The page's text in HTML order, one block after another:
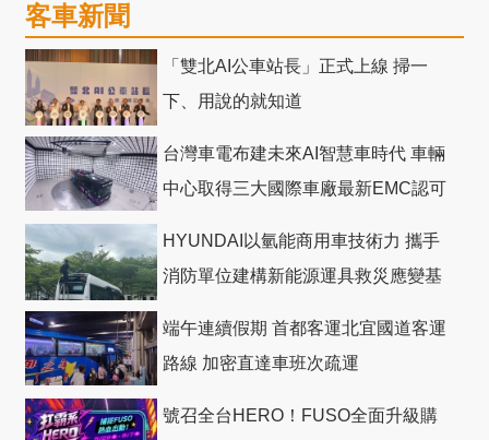
客車新聞
「雙北AI公車站長」正式上線 掃一
下、用說的就知道
台灣車電布建未來AI智慧車時代 車輛
中心取得三大國際車廠最新EMC認可
HYUNDAI以氫能商用車技術力 攜手
消防單位建構新能源運具救災應變基
端午連續假期 首都客運北宜國道客運
路線 加密直達車班次疏運
號召全台HERO！FUSO全面升級購